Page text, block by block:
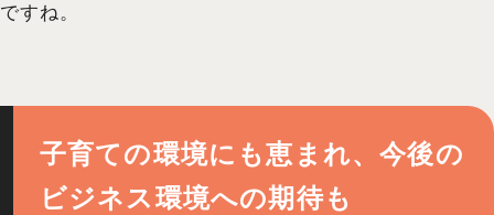
ですね。
子育ての環境にも恵まれ、今後の
ビジネス環境への期待も